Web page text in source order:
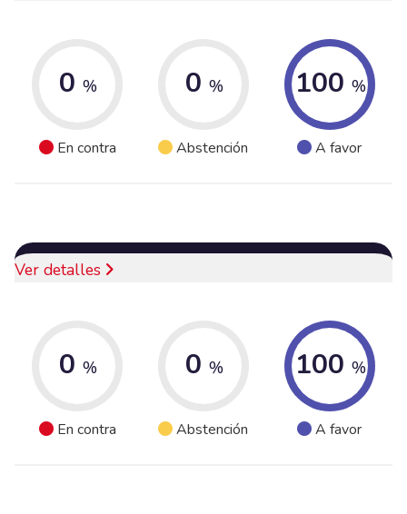
0 %
En contra
0 %
Abstención
100 %
A favor
Ver detalles
0 %
En contra
0 %
Abstención
100 %
A favor